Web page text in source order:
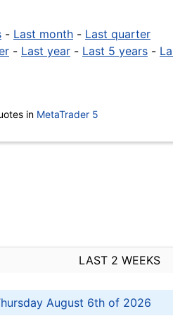
- Last month - Last quarter
- Last year - Last 5 years -
in MetaTrader 5
LAST 2 WEEKS
August 6th of 2026